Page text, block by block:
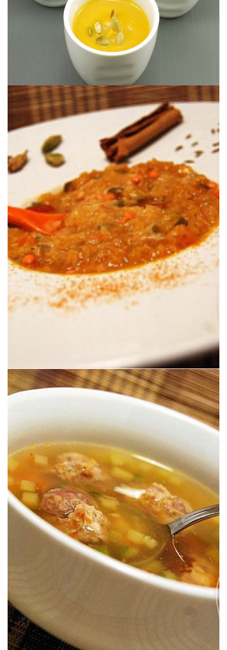
“DAHL” DE LENTEJAS ROJAS
(VEGANO)
El dahl es un plato indio tradicional vegano y vegetariano a base de
lentejas rojas, de verduras y de especias parecidas al curry. Esta es
mi versión con ingredientes habituales en mi nevera.
SOPA CON ALBÓNDIGAS DE CASTAÑA
Un rico caldo espesado con tapioca y con sus albóndigas de carne y
castaña.